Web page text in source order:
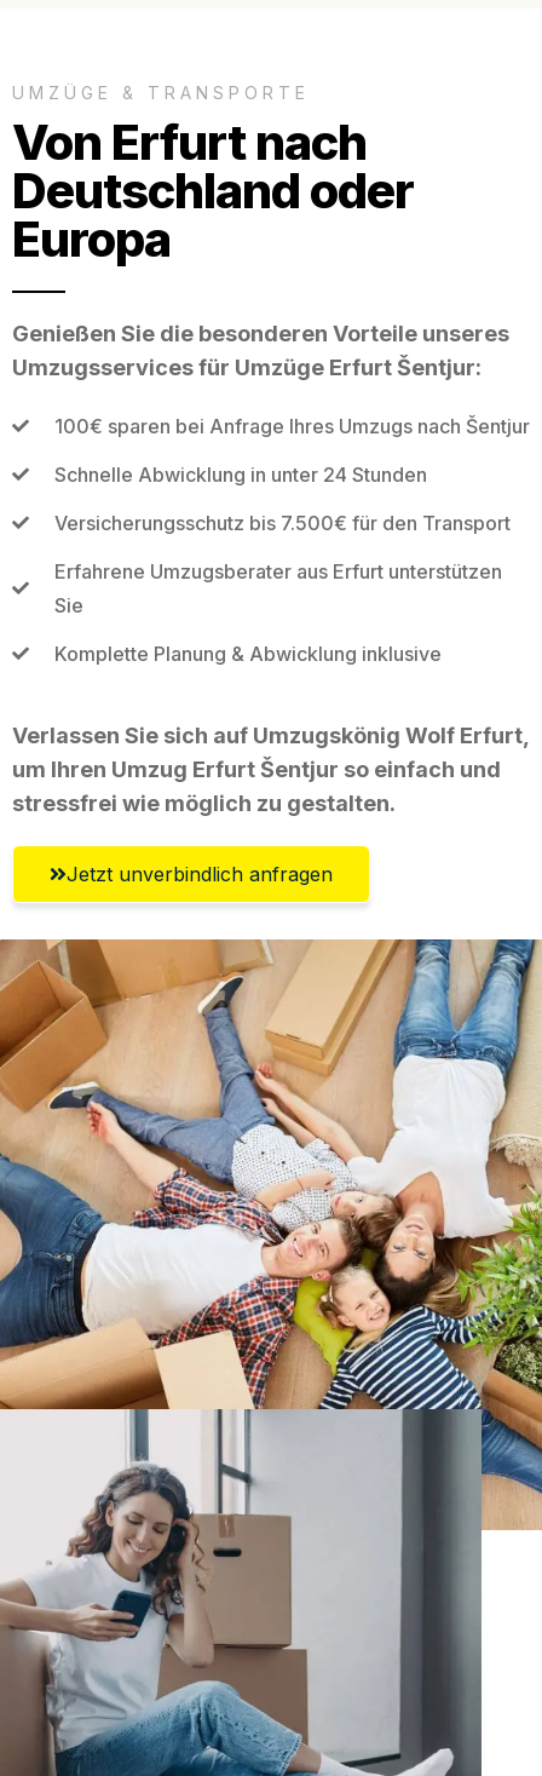
UMZÜGE & TRANSPORTE
Von Erfurt nach
Deutschland oder
Europa
Genießen Sie die besonderen Vorteile unseres
Umzugsservices für Umzüge Erfurt Šentjur:
100€ sparen bei Anfrage Ihres Umzugs nach Šentjur
Schnelle Abwicklung in unter 24 Stunden
Versicherungsschutz bis 7.500€ für den Transport
Erfahrene Umzugsberater aus Erfurt unterstützen
Sie
Komplette Planung & Abwicklung inklusive
Verlassen Sie sich auf Umzugskönig Wolf Erfurt,
um Ihren Umzug Erfurt Šentjur so einfach und
stressfrei wie möglich zu gestalten.
Jetzt unverbindlich anfragen